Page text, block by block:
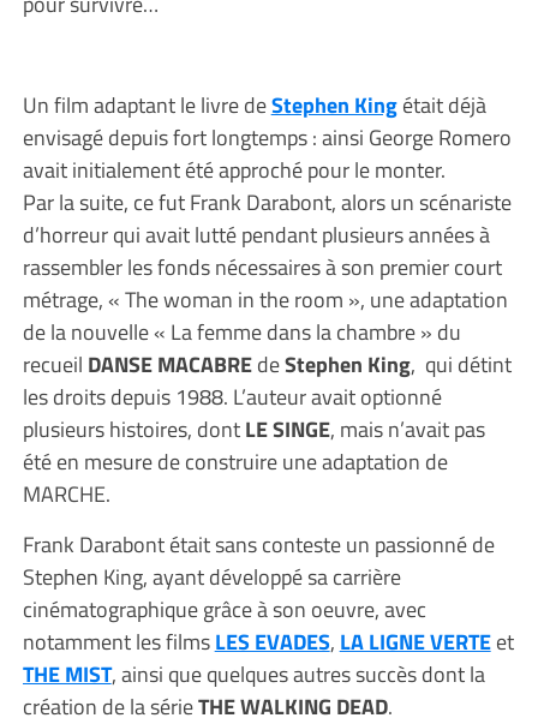
Un film adaptant le livre deStephen Kingétait déjà
envisagé depuis fort longtemps : ainsi George Romero
avait initialement été approché pour le monter.
Par la suite, ce fut Frank Darabont, alors un scénariste
d’horreur qui avait lutté pendant plusieurs années à
rassembler les fonds nécessaires à son premier court
métrage, « The woman in the room », une adaptation
de la nouvelle « La femme dans la chambre » du
recueil DANSE MACABREdeStephen King, qui détint
les droits depuis 1988. L’auteur avait optionné
plusieurs histoires, dontLE SINGE, mais n’avait pas
été en mesure de construire une adaptation de
MARCHE.
Frank Darabont était sans conteste un passionné de
Stephen King, ayant développé sa carrière
cinématographique grâce à son oeuvre, avec
notamment les filmsLES EVADES, LA LIGNE VERTEet
THE MIST, ainsi que quelques autres succès dont la
création de la sérieTHE WALKING DEAD.